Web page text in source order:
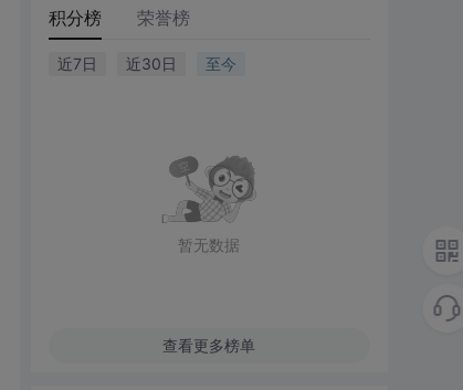
积分榜 荣誉榜
近7日 近30日 至今
暂无数据
查看更多榜单